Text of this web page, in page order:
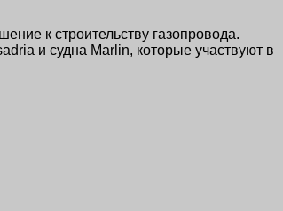
к строительству газопровода.
и судна Marlin, которые участвуют в